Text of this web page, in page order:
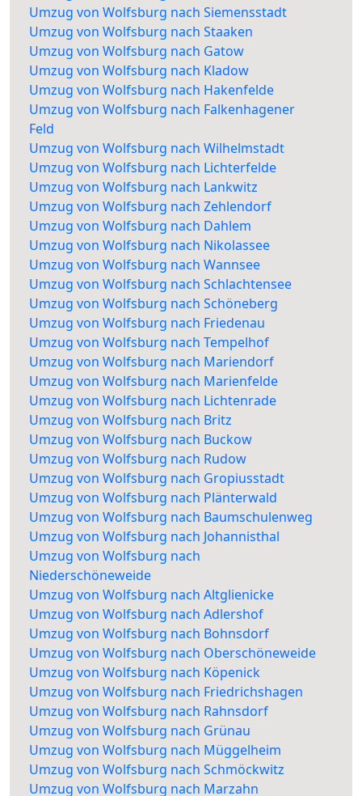
Umzug von Wolfsburg nach Siemensstadt
Umzug von Wolfsburg nach Staaken
Umzug von Wolfsburg nach Gatow
Umzug von Wolfsburg nach Kladow
Umzug von Wolfsburg nach Hakenfelde
Umzug von Wolfsburg nach Falkenhagener
Feld
Umzug von Wolfsburg nach Wilhelmstadt
Umzug von Wolfsburg nach Lichterfelde
Umzug von Wolfsburg nach Lankwitz
Umzug von Wolfsburg nach Zehlendorf
Umzug von Wolfsburg nach Dahlem
Umzug von Wolfsburg nach Nikolassee
Umzug von Wolfsburg nach Wannsee
Umzug von Wolfsburg nach Schlachtensee
Umzug von Wolfsburg nach Schöneberg
Umzug von Wolfsburg nach Friedenau
Umzug von Wolfsburg nach Tempelhof
Umzug von Wolfsburg nach Mariendorf
Umzug von Wolfsburg nach Marienfelde
Umzug von Wolfsburg nach Lichtenrade
Umzug von Wolfsburg nach Britz
Umzug von Wolfsburg nach Buckow
Umzug von Wolfsburg nach Rudow
Umzug von Wolfsburg nach Gropiusstadt
Umzug von Wolfsburg nach Plänterwald
Umzug von Wolfsburg nach Baumschulenweg
Umzug von Wolfsburg nach Johannisthal
Umzug von Wolfsburg nach
Niederschöneweide
Umzug von Wolfsburg nach Altglienicke
Umzug von Wolfsburg nach Adlershof
Umzug von Wolfsburg nach Bohnsdorf
Umzug von Wolfsburg nach Oberschöneweide
Umzug von Wolfsburg nach Köpenick
Umzug von Wolfsburg nach Friedrichshagen
Umzug von Wolfsburg nach Rahnsdorf
Umzug von Wolfsburg nach Grünau
Umzug von Wolfsburg nach Müggelheim
Umzug von Wolfsburg nach Schmöckwitz
Umzug von Wolfsburg nach Marzahn